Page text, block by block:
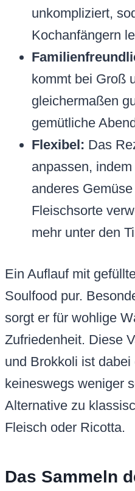
unkompliziert,
Kochanfängern
kommt bei Groß
gleichermaßen
gemütliche
Flexibel: Das
anpassen,
anderes
Fleischsorte
mehr unter den
Ein Auflauf mit
Soulfood pur.
sorgt er für wohlige
Zufriedenheit. Diese
und Brokkoli ist
keineswegs weniger
Alternative zu
Fleisch oder Ricotta.
Das Sammeln